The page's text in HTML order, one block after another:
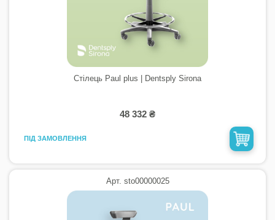
Стілець Paul plus | Dentsply Sirona
48 332 ₴
ПІД ЗАМОВЛЕННЯ
Арт. sto00000025